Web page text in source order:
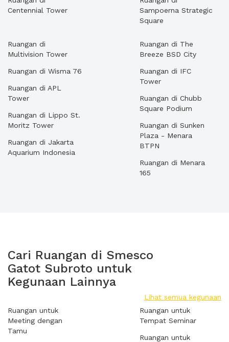
Centennial Tower
Sampoerna Strategic
Square
Ruangan di
Multivision Tower
Ruangan di Wisma 76
Ruangan di APL
Tower
Ruangan di Lippo St.
Moritz Tower
Ruangan di Jakarta
Aquarium Indonesia
Ruangan di The
Breeze BSD City
Ruangan di IFC
Tower
Ruangan di Chubb
Square Podium
Ruangan di Sunken
Plaza - Menara
BTPN
Ruangan di Menara
165
Cari Ruangan di Smesco
Gatot Subroto untuk
Kegunaan Lainnya
Lihat semua kegunaan
Ruangan untuk
Meeting dengan
Tamu
Ruangan untuk
Tempat Seminar
Ruangan untuk